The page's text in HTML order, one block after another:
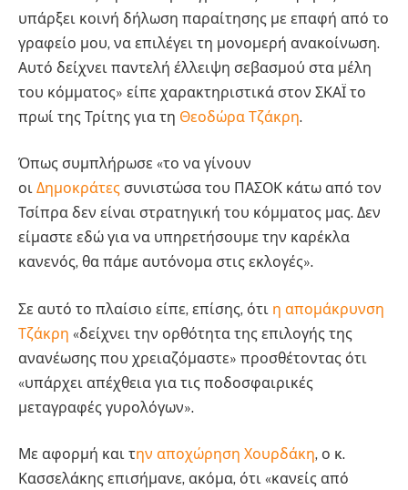
υπάρξει κοινή δήλωση παραίτησης με επαφή από το
γραφείο μου, να επιλέγει τη μονομερή ανακοίνωση.
Αυτό δείχνει παντελή έλλειψη σεβασμού στα μέλη
του κόμματος» είπε χαρακτηριστικά στον ΣΚΑΪ το
πρωί της Τρίτης για τη Θεοδώρα Τζάκρη.
Όπως συμπλήρωσε «το να γίνουν
οι Δημοκράτες συνιστώσα του ΠΑΣΟΚ κάτω από τον
Τσίπρα δεν είναι στρατηγική του κόμματος μας. Δεν
είμαστε εδώ για να υπηρετήσουμε την καρέκλα
κανενός, θα πάμε αυτόνομα στις εκλογές».
Σε αυτό το πλαίσιο είπε, επίσης, ότι η απομάκρυνση
Τζάκρη «δείχνει την ορθότητα της επιλογής της
ανανέωσης που χρειαζόμαστε» προσθέτοντας ότι
«υπάρχει απέχθεια για τις ποδοσφαιρικές
μεταγραφές γυρολόγων».
Με αφορμή και την αποχώρηση Χουρδάκη, ο κ.
Κασσελάκης επισήμανε, ακόμα, ότι «κανείς από